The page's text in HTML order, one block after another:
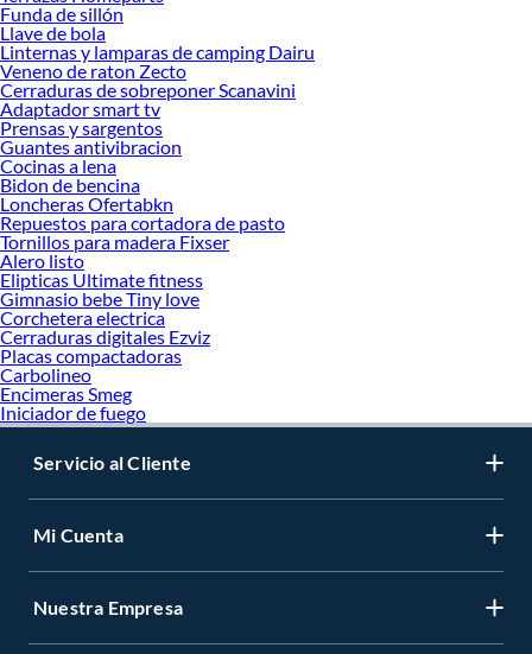
Funda de sillón
Llave de bola
Linternas y lamparas de camping Dairu
Veneno de raton Zecto
Cerraduras de sobreponer Scanavini
Adaptador smart tv
Prensas y sargentos
Guantes antivibracion
Cocinas a lena
Bidon de bencina
Loncheras Ofertabkn
Repuestos para cortadora de pasto
Tornillos para madera Fixser
Alero listo
Elipticas Ultimate fitness
Gimnasio bebe Tiny love
Corchetera electrica
Cerraduras digitales Ezviz
Placas compactadoras
Carbolineo
Encimeras Smeg
Iniciador de fuego
Servicio al Cliente
Mi Cuenta
Nuestra Empresa